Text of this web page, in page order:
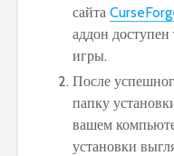
сайта
аддон доступен
игры.
После
папку
вашем
установки